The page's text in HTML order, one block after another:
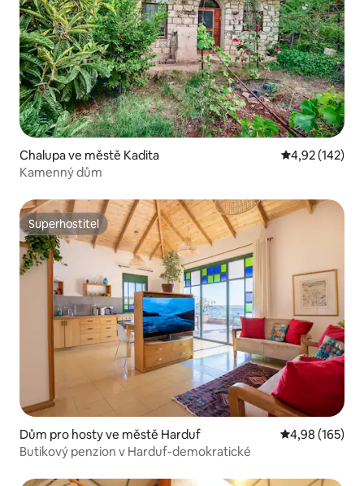
Chalupa ve městě Kadita Průměrné
4,92 (142)
Kamenný dům
Superhostitel
Superhostitel
Dům pro hosty ve městě Harduf Průměrné
4,98 (165)
Butikový penzion v Harduf-demokratické